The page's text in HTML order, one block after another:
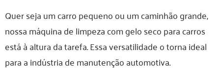
Quer seja um carro pequeno ou um caminhão grande,
nossa máquina de limpeza com gelo seco para carros
está à altura da tarefa. Essa versatilidade o torna ideal
para a indústria de manutenção automotiva.